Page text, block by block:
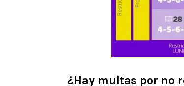
¿Hay multas por no